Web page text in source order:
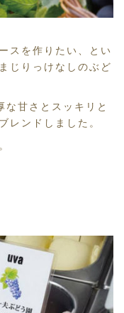
スを作りたい、とい
じりっけなしのぶど
な甘さとスッキリと
レンドしました。